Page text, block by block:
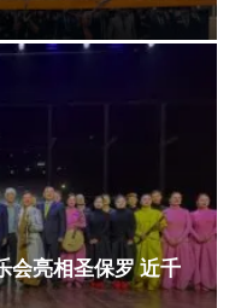
会亮相圣保罗 近千